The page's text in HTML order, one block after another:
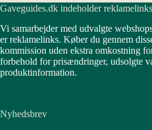
var:
er:
Gaveguides.dk indeholder reklamelinks
Vi samarbejder med udvalgte
er reklamelinks. Køber du gennem
kommission uden ekstra omkostning
forbehold for prisændringer, udsolgte
produktinformation.
Nyhedsbrev